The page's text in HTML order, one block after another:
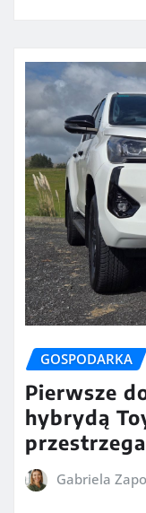
GOSPODARKA
Pierwsze
hybrydą
Gabriela